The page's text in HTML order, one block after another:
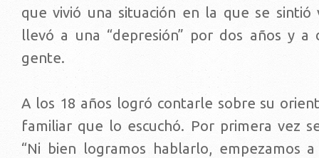
que vivió una situación en la que se sintió
llevó a una “depresión” por dos años y a
gente.
A los 18 años logró contarle sobre su
familiar que lo escuchó. Por primera vez
“Ni bien logramos hablarlo, empezamos